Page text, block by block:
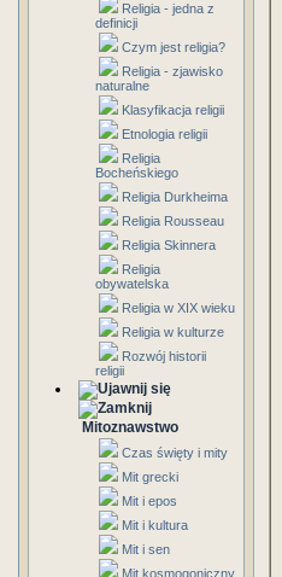
Religia - jedna z
definicji
Czym jest religia?
Religia - zjawisko
naturalne
Klasyfikacja religii
Etnologia religii
Religia
Bocheńskiego
Religia Durkheima
Religia Rousseau
Religia Skinnera
Religia
obywatelska
Religia w XIX wieku
Religia w kulturze
Rozwój historii
religii
Mitoznawstwo
Czas święty i mity
Mit grecki
Mit i epos
Mit i kultura
Mit i sen
Mit kosmogoniczny